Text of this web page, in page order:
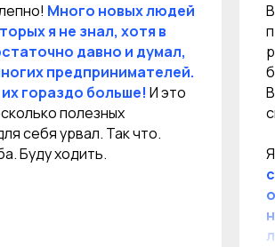
Много новых людей
я не знал, хотя в
давно и думал,
предпринимателей.
гораздо больше! И это
полезных
себя урвал. Так что.
Буду ходить.